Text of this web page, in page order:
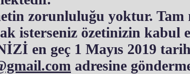
zorunluluğu yoktur.
isterseniz özetinizin kabul
en geç 1 Mayıs 2019
adresine